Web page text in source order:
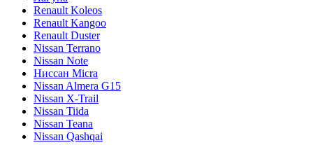
Renault Koleos
Renault Kangoo
Renault Duster
Nissan Terrano
Nissan Note
Ниссан Micra
Nissan Almera G15
Nissan X-Trail
Nissan Tiida
Nissan Teana
Nissan Qashqai